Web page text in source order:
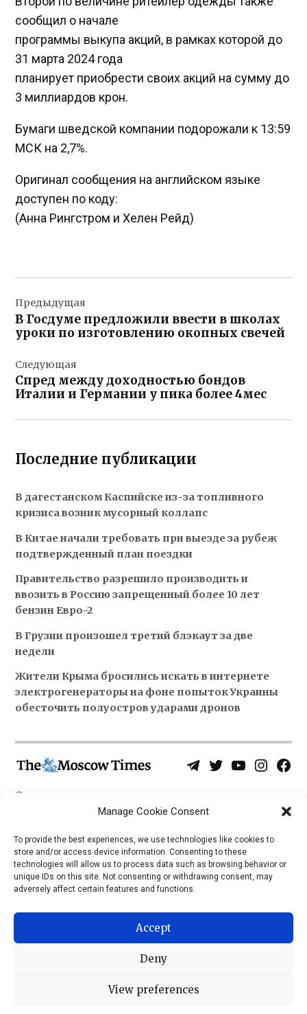
Manage Cookie Consent
To provide the best experiences, we use technologies like cookies to
store and/or access device information. Consenting to these
technologies will allow us to process data such as browsing behavior or
unique IDs on this site. Not consenting or withdrawing consent, may
adversely affect certain features and functions.
Accept
Deny
View preferences
сообщил о начале
программы выкупа акций, в рамках которой до
31 марта 2024 года
планирует приобрести своих акций на сумму до
3 миллиардов крон.
Бумаги шведской компании подорожали к 13:59
МСК на 2,7%.
Оригинал сообщения на английском языке
доступен по коду:
(Анна Рингстром и Хелен Рейд)
по
записям
Предыдущая
В Госдуме предложили ввести в школах
уроки по изготовлению окопных свечей
Следующая
Спред между доходностью бондов
Италии и Германии у пика более 4мес
Последние публикации
В дагестанском Каспийске из-за топливного
кризиса возник мусорный коллапс
В Китае начали требовать при выезде за рубеж
подтвержденный план поездки
Правительство разрешило производить и
ввозить в Россию запрещенный более 10 лет
бензин Евро-2
В Грузии произошел третий блэкаут за две
недели
Жители Крыма бросились искать в интернете
электрогенераторы на фоне попыток Украины
обесточить полуостров ударами дронов
Telegram
TwitterYouTubeInstagram
О нас
Политика конфиденциальности
iOS
Android